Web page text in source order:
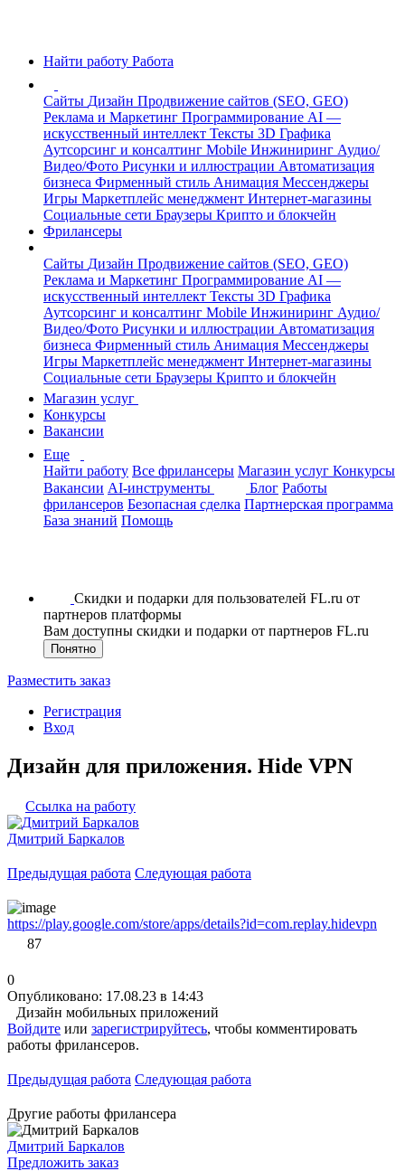
Найти работу Работа
Сайты Дизайн Продвижение сайтов (SEO, GEO)
Реклама и Маркетинг Программирование AI —
искусственный интеллект Тексты 3D Графика
Аутсорсинг и консалтинг Mobile Инжиниринг Аудио/
Видео/Фото Рисунки и иллюстрации Автоматизация
бизнеса Фирменный стиль Анимация Мессенджеры
Игры Маркетплейс менеджмент Интернет-магазины
Социальные сети Браузеры Крипто и блокчейн
Фрилансеры
Сайты Дизайн Продвижение сайтов (SEO, GEO)
Реклама и Маркетинг Программирование AI —
искусственный интеллект Тексты 3D Графика
Аутсорсинг и консалтинг Mobile Инжиниринг Аудио/
Видео/Фото Рисунки и иллюстрации Автоматизация
бизнеса Фирменный стиль Анимация Мессенджеры
Игры Маркетплейс менеджмент Интернет-магазины
Социальные сети Браузеры Крипто и блокчейн
Магазин услуг
Конкурсы
Вакансии
Еще
Найти работу Все фрилансеры Магазин услуг Конкурсы
Вакансии AI-инструменты Блог Работы
фрилансеров Безопасная сделка Партнерская программа
База знаний Помощь
Скидки и подарки для пользователей FL.ru от
партнеров платформы
Вам доступны скидки и подарки от партнеров FL.ru
Понятно
Разместить заказ
Регистрация
Вход
Дизайн для приложения. Hide VPN
Ссылка на работу
Дмитрий Баркалов
Предыдущая работа Следующая работа
https://play.google.com/store/apps/details?id=com.replay.hidevpn
87
0
Опубликовано: 17.08.23 в 14:43
Дизайн мобильных приложений
Войдите или зарегистрируйтесь, чтобы комментировать
работы фрилансеров.
Предыдущая работа Следующая работа
Другие работы фрилансера
Дмитрий Баркалов
Предложить заказ